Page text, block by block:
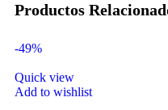
Productos
-49%
Quick view
Add to wishlist